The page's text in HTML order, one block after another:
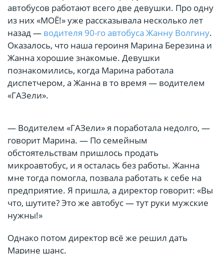
автобусов работают всего две девушки. Про одну
из них «МОЁ!» уже рассказывала несколько лет
назад — водителя 90-го автобуса Жанну Волгину.
Оказалось, что наша героиня Марина Березина и
Жанна хорошие знакомые. Девушки
познакомились, когда Марина работала
диспетчером, а Жанна в то время — водителем
«ГАЗели».
— Водителем «ГАЗели» я поработала недолго, —
говорит Марина. — По семейным
обстоятельствам пришлось продать
микроавтобус, и я осталась без работы. Жанна
мне тогда помогла, позвала работать к себе на
предприятие. Я пришла, а директор говорит: «Вы
что, шутите? Это же автобус — тут руки мужские
нужны!»
Однако потом директор всё же решил дать
Марине шанс.